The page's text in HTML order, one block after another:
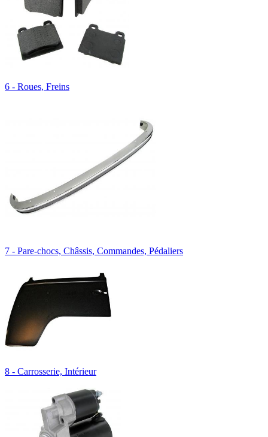
6 - Roues, Freins
7 - Pare-chocs, Châssis, Commandes, Pédaliers
8 - Carrosserie, Intérieur